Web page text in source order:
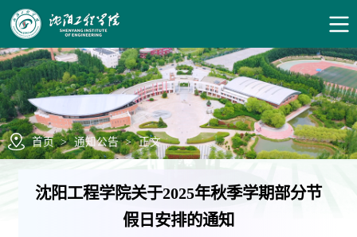
首页 > 通知公告 > 正文
沈阳工程学院关于2025年秋季学期部分节
假日安排的通知